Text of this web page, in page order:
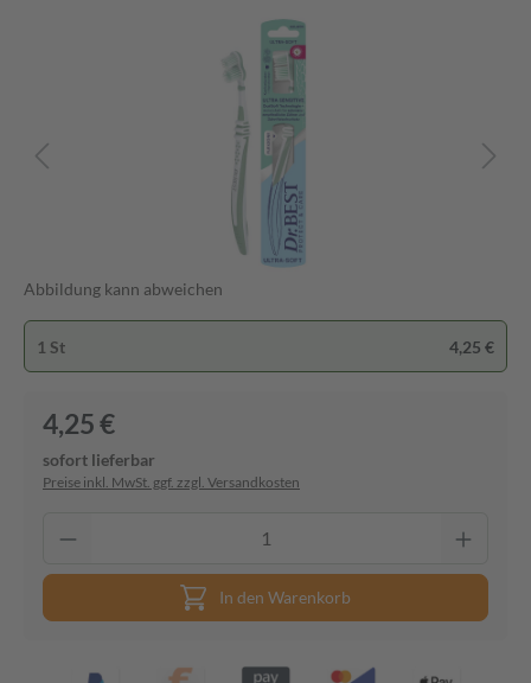
Abbildung kann abweichen
1 St 4,25 €
4,25 €
sofort lieferbar
Preise inkl. MwSt. ggf. zzgl. Versandkosten
In den Warenkorb